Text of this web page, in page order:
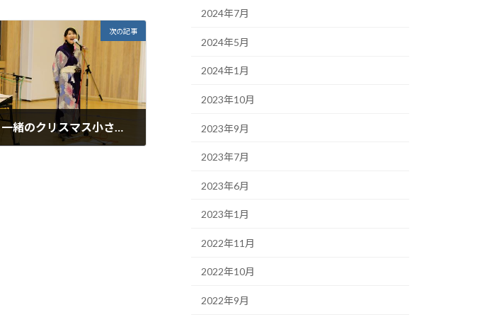
次の記事
大熊町の子どもと一緒のクリスマス小さなコンサートinおおくま
2024年7月
2024年5月
2024年1月
2023年10月
2023年9月
2023年7月
2023年6月
2023年1月
2022年11月
2022年10月
2022年9月